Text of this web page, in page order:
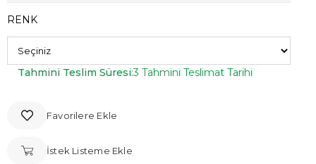
RENK
Tahmini Teslim Süresi:3 Tahmini Teslimat Tarihi
Favorilere Ekle
İstek Listeme Ekle